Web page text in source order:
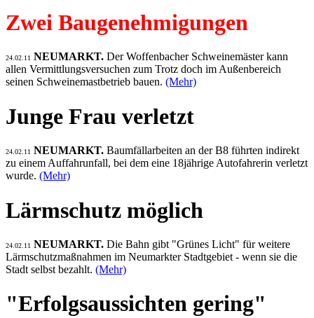
Zwei Baugenehmigungen
24.02.11 NEUMARKT. Der Woffenbacher Schweinemäster kann
allen Vermittlungsversuchen zum Trotz doch im Außenbereich
seinen Schweinemastbetrieb bauen. (Mehr)
Junge Frau verletzt
24.02.11 NEUMARKT. Baumfällarbeiten an der B8 führten indirekt
zu einem Auffahrunfall, bei dem eine 18jährige Autofahrerin verletzt
wurde. (Mehr)
Lärmschutz möglich
24.02.11 NEUMARKT. Die Bahn gibt "Grünes Licht" für weitere
Lärmschutzmaßnahmen im Neumarkter Stadtgebiet - wenn sie die
Stadt selbst bezahlt. (Mehr)
"Erfolgsaussichten gering"